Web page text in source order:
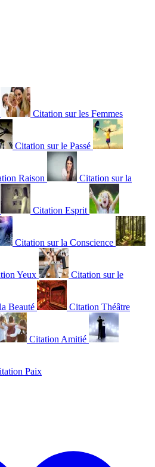
Citation sur les Femmes
Citation sur le Passé
Raison Citation sur la
Citation Esprit
Citation sur la Conscience
Yeux Citation sur le
Beauté Citation Théâtre
Citation Amitié
Paix